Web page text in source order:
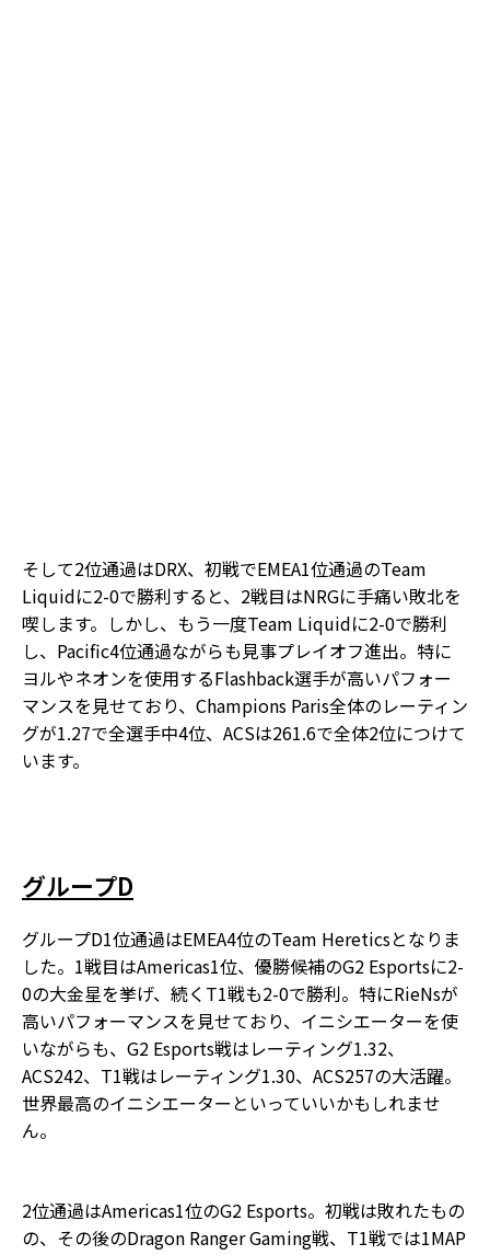
そして2位通過はDRX、初戦でEMEA1位通過のTeam
Liquidに2-0で勝利すると、2戦目はNRGに手痛い敗北を
喫します。しかし、もう一度Team Liquidに2-0で勝利
し、Pacific4位通過ながらも見事プレイオフ進出。特に
ヨルやネオンを使用するFlashback選手が高いパフォー
マンスを見せており、Champions Paris全体のレーティン
グが1.27で全選手中4位、ACSは261.6で全体2位につけて
います。
グループD
グループD1位通過はEMEA4位のTeam Hereticsとなりま
した。1戦目はAmericas1位、優勝候補のG2 Esportsに2-
0の大金星を挙げ、続くT1戦も2-0で勝利。特にRieNsが
高いパフォーマンスを見せており、イニシエーターを使
いながらも、G2 Esports戦はレーティング1.32、
ACS242、T1戦はレーティング1.30、ACS257の大活躍。
世界最高のイニシエーターといっていいかもしれませ
ん。
2位通過はAmericas1位のG2 Esports。初戦は敗れたもの
の、その後のDragon Ranger Gaming戦、T1戦では1MAP